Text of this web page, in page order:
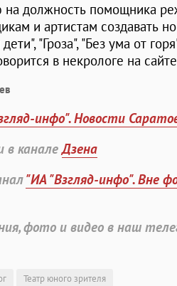
должность помощника
и артистам создавать
"Гроза", "Без ума от
в некрологе на
инфо". Новости
в каналеДзена
"ИА "Взгляд-инфо". Вне
фото и видео в наш
Театр юного зрителя